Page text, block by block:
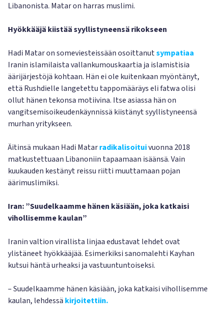
Libanonista. Matar on harras muslimi.
Hyökkääjä kiistää syyllistyneensä rikokseen
Hadi Matar on someviesteissään osoittanutsympatiaa
Iranin islamilaista vallankumouskaartia ja islamistisia
äärijärjestöjä kohtaan. Hän ei ole kuitenkaan myöntänyt,
että Rushdielle langetettu tappomääräys eli fatwa olisi
ollut hänen tekonsa motiivina. Itse asiassa hän on
vangitsemisoikeudenkäynnissä kiistänyt syyllistyneensä
murhan yritykseen.
Äitinsä mukaan Hadi Matarradikalisoituivuonna 2018
matkustettuaan Libanoniin tapaamaan isäänsä. Vain
kuukauden kestänyt reissu riitti muuttamaan pojan
äärimuslimiksi.
Iran: ”Suudelkaamme hänen käsiään, joka katkaisi
vihollisemme kaulan”
Iranin valtion virallista linjaa edustavat lehdet ovat
ylistäneet hyökkääjää. Esimerkiksi sanomalehti Kayhan
kutsui häntä urheaksi ja vastuuntuntoiseksi.
– Suudelkaamme hänen käsiään, joka katkaisi vihollisemme
kaulan, lehdessä kirjoitettiin.